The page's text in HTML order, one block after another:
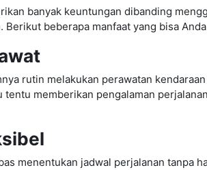
banyak keuntungan dibanding
beberapa manfaat yang bisa
rutin melakukan perawatan
tentu memberikan pengalaman
menentukan jadwal perjalanan tanpa